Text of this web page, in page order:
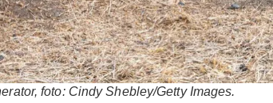
foto: Cindy Shebley/Getty Images.